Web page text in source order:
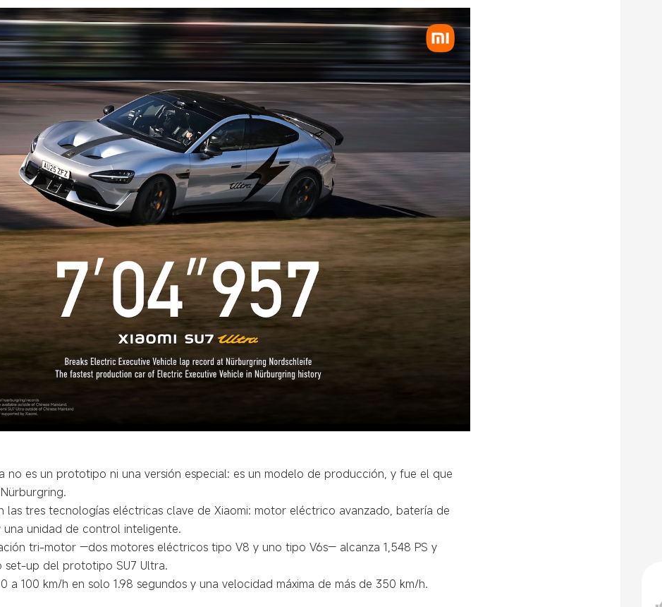
no es un prototipo ni una versión especial: es un modelo de producción, y fue el que
las tres tecnologías eléctricas clave de Xiaomi: motor eléctrico avanzado, batería de
unidad de control inteligente.
tri-motor —dos motores eléctricos tipo V8 y uno tipo V6s— alcanza 1,548 PS y
set-up del prototipo SU7 Ultra.
a 100 km/h en solo 1.98 segundos y una velocidad máxima de más de 350 km/h.